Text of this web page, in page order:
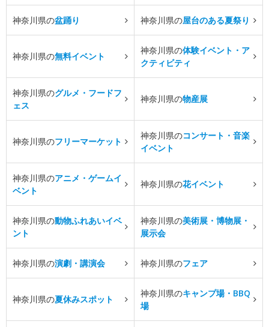
神奈川県の盆踊り 神奈川県の屋台のある夏祭り
神奈川県の無料イベント
神奈川県の体験イベント・ア
クティビティ
神奈川県のグルメ・フードフ
ェス
神奈川県の物産展
神奈川県のフリーマーケット
神奈川県のコンサート・音楽
イベント
神奈川県のアニメ・ゲームイ
ベント
神奈川県の花イベント
神奈川県の動物ふれあいイベ
ント
神奈川県の美術展・博物展・
展示会
神奈川県の演劇・講演会 神奈川県のフェア
神奈川県の夏休みスポット
神奈川県のキャンプ場・BBQ
場